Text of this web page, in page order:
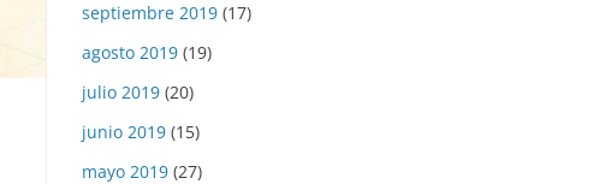
septiembre 2019 (17)
agosto 2019 (19)
julio 2019 (20)
junio 2019 (15)
mayo 2019 (27)